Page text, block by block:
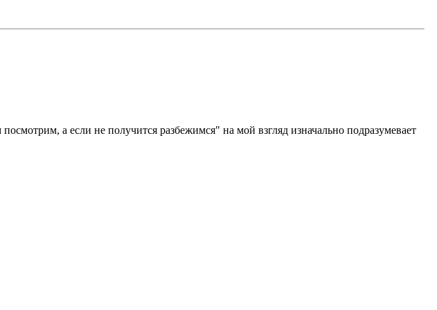
а если не получится разбежимся" на мой взгляд изначально подразумевает